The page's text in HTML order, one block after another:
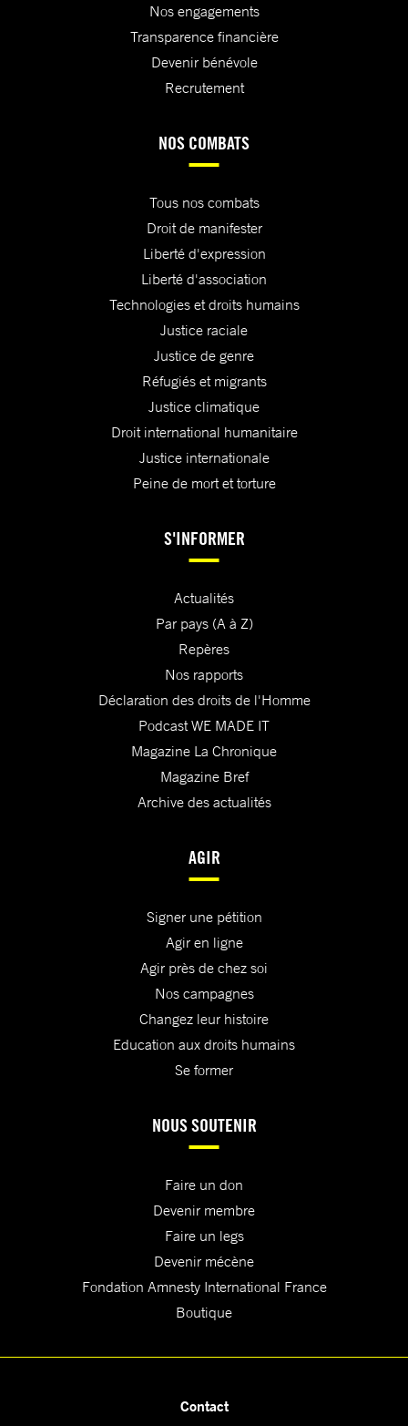
Nos engagements
Transparence financière
Devenir bénévole
Recrutement
NOS COMBATS
Tous nos combats
Droit de manifester
Liberté d'expression
Liberté d'association
Technologies et droits humains
Justice raciale
Justice de genre
Réfugiés et migrants
Justice climatique
Droit international humanitaire
Justice internationale
Peine de mort et torture
S'INFORMER
Actualités
Par pays (A à Z)
Repères
Nos rapports
Déclaration des droits de l'Homme
Podcast WE MADE IT
Magazine La Chronique
Magazine Bref
Archive des actualités
AGIR
Signer une pétition
Agir en ligne
Agir près de chez soi
Nos campagnes
Changez leur histoire
Education aux droits humains
Se former
NOUS SOUTENIR
Faire un don
Devenir membre
Faire un legs
Devenir mécène
Fondation Amnesty International France
Boutique
Contact